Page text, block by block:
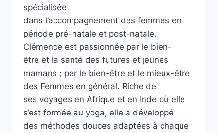
spécialisée
dans l’accompagnement des femmes en
période pré-natale et post-natale.
Clémence est passionnée par le bien-
être et la santé des futures et jeunes
mamans ; par le bien-être et le mieux-être
des Femmes en général. Riche de
ses voyages en Afrique et en Inde où elle
s’est formée au yoga, elle a développé
des méthodes douces adaptées à chaque